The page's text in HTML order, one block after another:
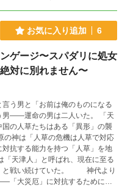
お気に入り追加 6
ゲージ〜スパダリに処女
対に別れません〜
言う男と「お前は俺のものになる
――運命の男は二人いた。 「天
の人草たちはある「異形」の襲
神は「人草の危機は人草で対応
抗する能力を持つ「人草」を地
と戦い続けていた。 神代より
「大災厄」に対抗するために産